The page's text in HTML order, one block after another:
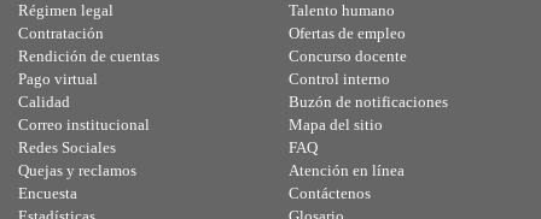
Régimen legal
Contratación
Rendición de cuentas
Pago virtual
Calidad
Talento humano
Ofertas de empleo
Concurso docente
Control interno
Buzón de notificaciones
Correo institucional
Redes Sociales
Quejas y reclamos
Encuesta
Mapa del sitio
FAQ
Atención en línea
Contáctenos